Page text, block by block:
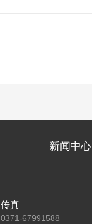
新闻中心
传真
0371-67991588